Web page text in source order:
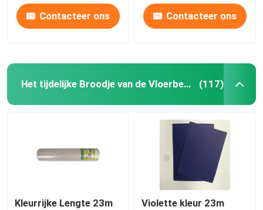
Het Document van de testvoering
tijdelijke vloerbescherming
Contacteer ons Contacteer ons
Het tijdelijke Broodje van de Vloerbescherming (117)
Kleurrijke Lengte 23m
Violette kleur 23m